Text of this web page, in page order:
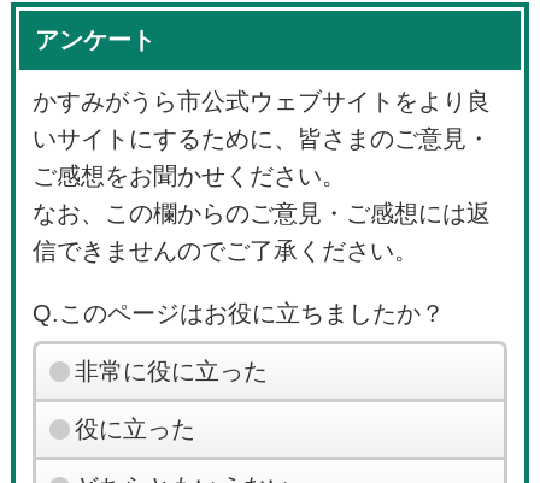
アンケート
かすみがうら市公式ウェブサイトをより良
いサイトにするために、皆さまのご意見・
ご感想をお聞かせください。
なお、この欄からのご意見・ご感想には返
信できませんのでご了承ください。
Q.このページはお役に立ちましたか？
非常に役に立った
役に立った